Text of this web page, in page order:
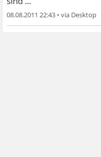
08.08.2011 22:43 •